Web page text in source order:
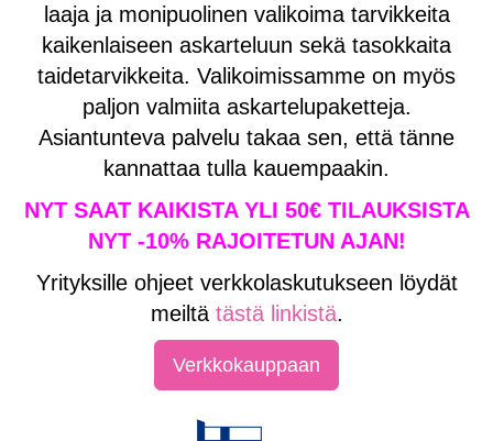
laaja ja monipuolinen valikoima tarvikkeita
kaikenlaiseen askarteluun sekä tasokkaita
taidetarvikkeita. Valikoimissamme on myös
paljon valmiita askartelupaketteja.
Asiantunteva palvelu takaa sen, että tänne
kannattaa tulla kauempaakin.
NYT SAAT KAIKISTA YLI 50€ TILAUKSISTA
NYT -10% RAJOITETUN AJAN!
Yrityksille ohjeet verkkolaskutukseen löydät
meiltä tästä linkistä.
Verkkokauppaan